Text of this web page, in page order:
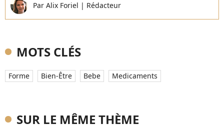
Par Alix Foriel | Rédacteur
MOTS CLÉS
Forme Bien-Être Bebe Medicaments
SUR LE MÊME THÈME